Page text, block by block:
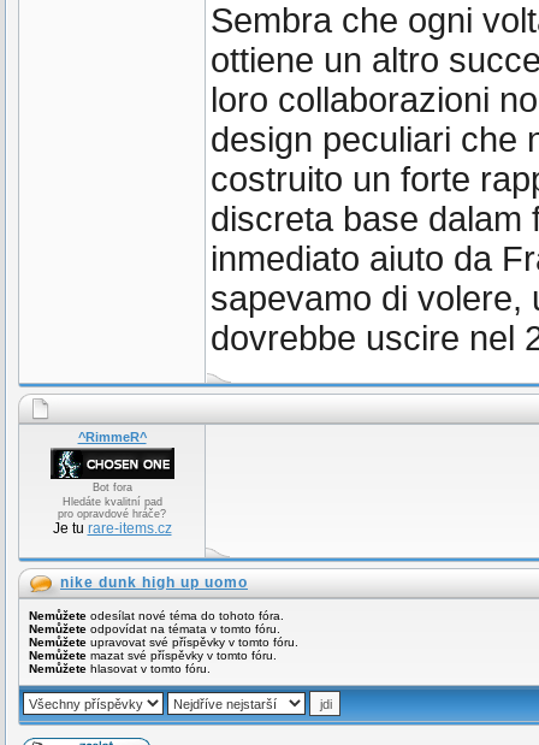
Sembra che ogni
ottiene un altro
loro collaborazioni
design peculiari che
costruito un forte
discreta base dalam
inmediato aiuto da
sapevamo di volere,
dovrebbe uscire nel
^RimmeR^
Bot fora
Hledáte kvalitní pad
pro opravdové hráče?
Je tu rare-items.cz
nike dunk high up uomo
Nemůžete odesílat nové téma do tohoto fóra.
Nemůžete odpovídat na témata v tomto fóru.
Nemůžete upravovat své příspěvky v tomto fóru.
Nemůžete mazat své příspěvky v tomto fóru.
Nemůžete hlasovat v tomto fóru.